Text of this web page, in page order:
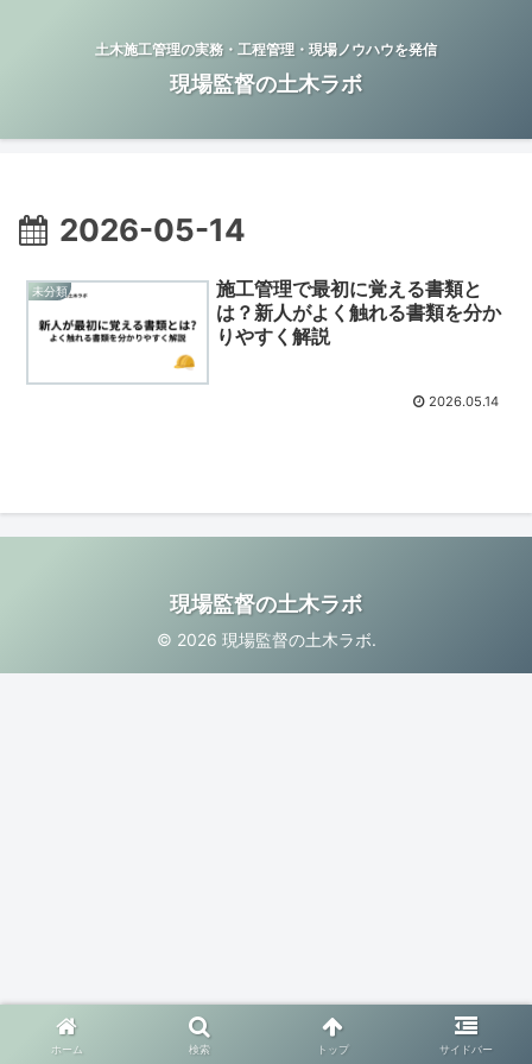
土木施工管理の実務・工程管理・現場ノウハウを発信
現場監督の土木ラボ
2026-05-14
未分類
施工管理で最初に覚える書類と
は？新人がよく触れる書類を分か
りやすく解説
2026.05.14
現場監督の土木ラボ
© 2026 現場監督の土木ラボ.
ホーム 検索 トップ サイドバー